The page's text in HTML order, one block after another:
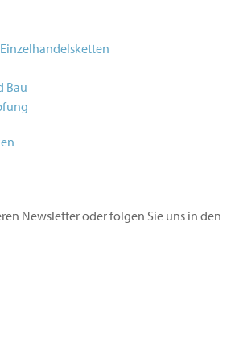
Bau
Newsletter oder folgen Sie uns in den